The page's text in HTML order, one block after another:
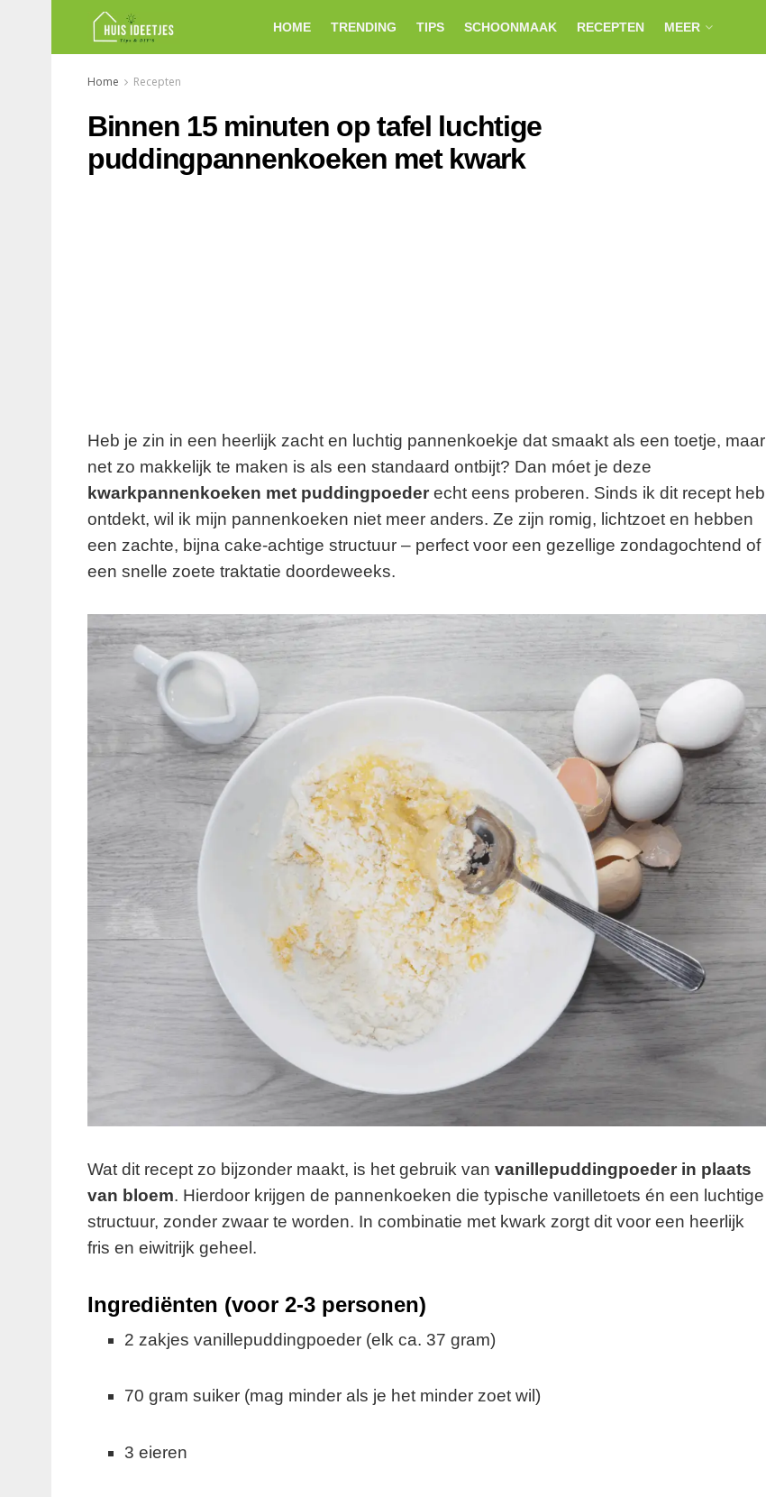
HOME TRENDING TIPS SCHOONMAAK RECEPTEN MEER
Home Recepten
Binnen 15 minuten op tafel luchtige
puddingpannenkoeken met kwark
Heb je zin in een heerlijk zacht en luchtig pannenkoekje dat smaakt als een toetje, maar
net zo makkelijk te maken is als een standaard ontbijt? Dan móet je deze
kwarkpannenkoeken met puddingpoeder echt eens proberen. Sinds ik dit recept heb
ontdekt, wil ik mijn pannenkoeken niet meer anders. Ze zijn romig, lichtzoet en hebben
een zachte, bijna cake-achtige structuur – perfect voor een gezellige zondagochtend of
een snelle zoete traktatie doordeweeks.
Wat dit recept zo bijzonder maakt, is het gebruik van vanillepuddingpoeder in plaats
van bloem. Hierdoor krijgen de pannenkoeken die typische vanilletoets én een luchtige
structuur, zonder zwaar te worden. In combinatie met kwark zorgt dit voor een heerlijk
fris en eiwitrijk geheel.
Ingrediënten (voor 2-3 personen)
2 zakjes vanillepuddingpoeder (elk ca. 37 gram)
70 gram suiker (mag minder als je het minder zoet wil)
3 eieren